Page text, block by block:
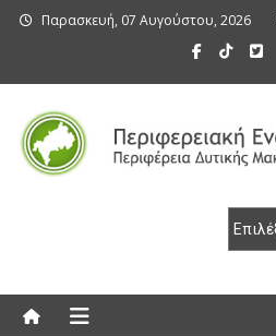
Skip
Παρασκευή, 07 Αυγούστου, 2026